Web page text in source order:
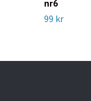
nr6
99 kr